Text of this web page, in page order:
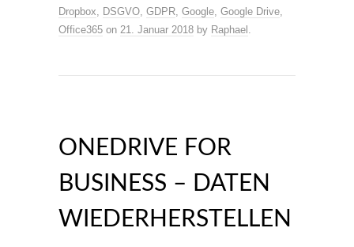
Dropbox, DSGVO, GDPR, Google, Google Drive,
Office365 on 21. Januar 2018 by Raphael .
ONEDRIVE FOR
BUSINESS – DATEN
WIEDERHERSTELLEN